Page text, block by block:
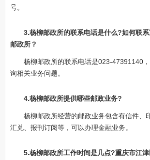
号。
3.杨柳邮政所的联系电话是什么?如何联
邮政所？
杨柳邮政所的联系电话是023-47391140
询相关业务问题。
4.杨柳邮政所提供哪些邮政业务?
杨柳邮政所经营的邮政业务包含有信件、
汇兑、报刊订阅等，可以办理金融业务。
5.杨柳邮政所工作时间是几点?重庆市江